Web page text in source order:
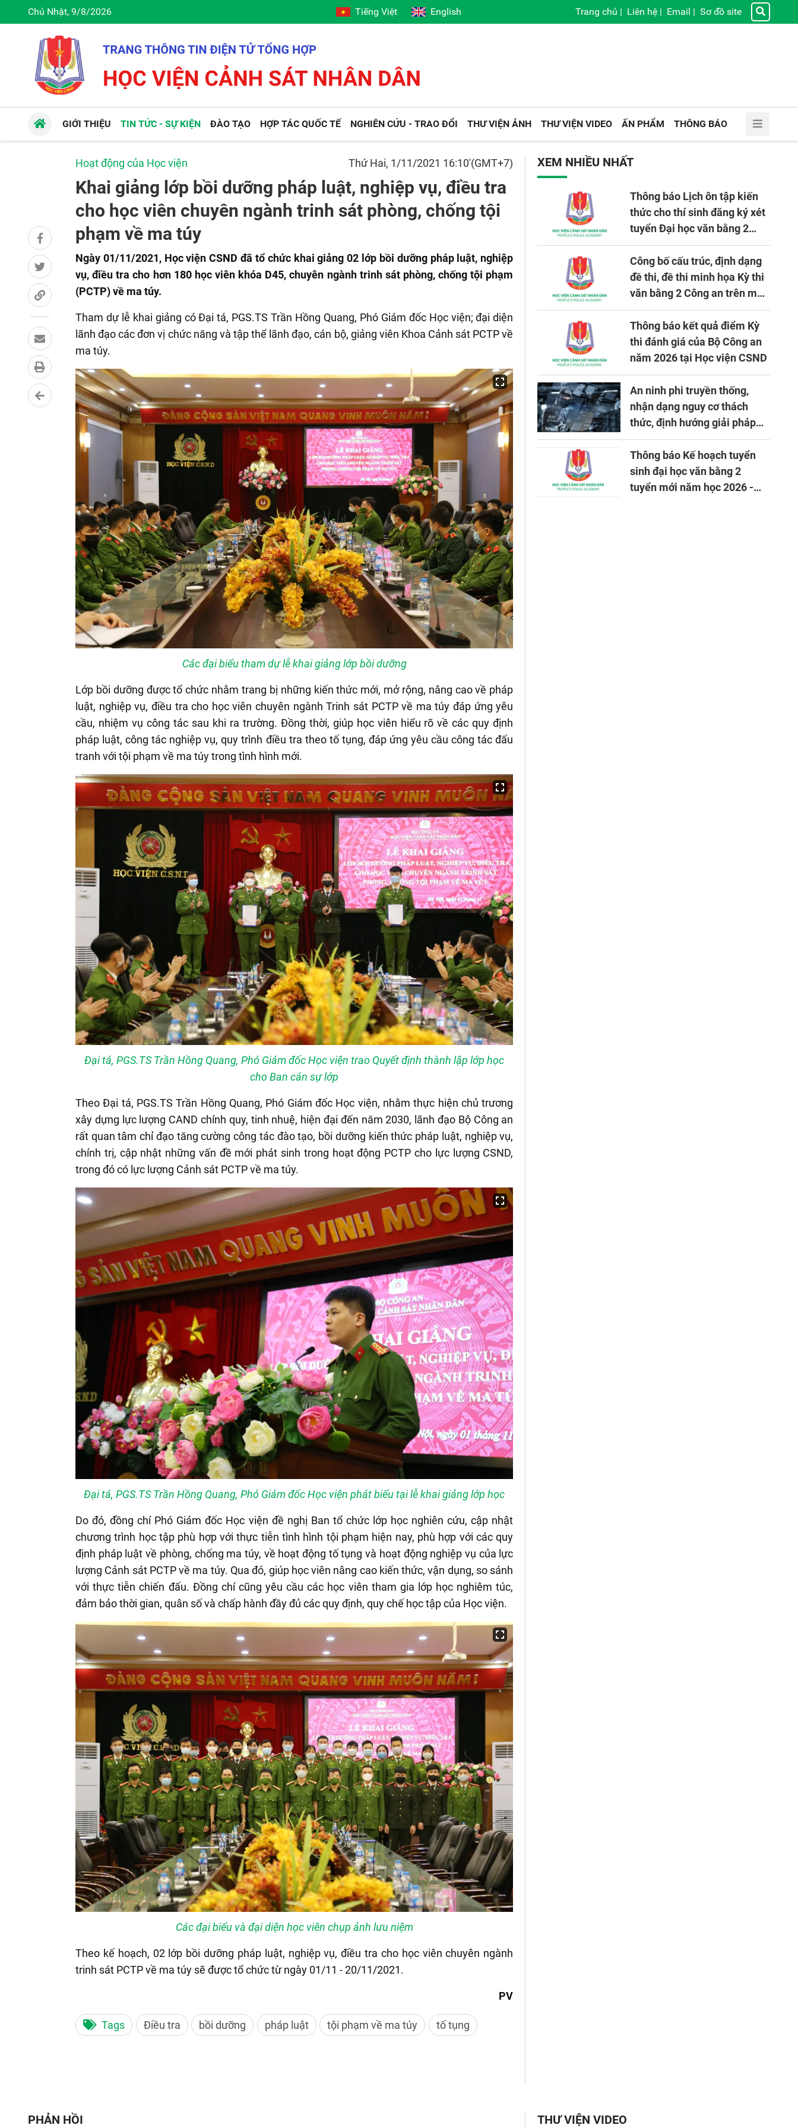
Chủ Nhật, 9/8/2026 Tiếng Việt English Trang chủ | Liên hệ | Email | Sơ đồ site
GIỚI THIỆU TIN TỨC - SỰ KIỆN ĐÀO TẠO HỢP TÁC QUỐC TẾ NGHIÊN CỨU - TRAO ĐỔI THƯ VIỆN ẢNH THƯ VIỆN VIDEO ẤN PHẨM THÔNG BÁO
Hoạt động của Học viện Thứ Hai, 1/11/2021 16:10'(GMT+7)
Khai giảng lớp bồi dưỡng pháp luật, nghiệp vụ, điều tra
cho học viên chuyên ngành trinh sát phòng, chống tội
phạm về ma túy
Ngày 01/11/2021, Học viện CSND đã tổ chức khai giảng 02 lớp bồi dưỡng pháp luật, nghiệp
vụ, điều tra cho hơn 180 học viên khóa D45, chuyên ngành trinh sát phòng, chống tội phạm
(PCTP) về ma túy.
Tham dự lễ khai giảng có Đại tá, PGS.TS Trần Hồng Quang, Phó Giám đốc Học viện; đại diện
lãnh đạo các đơn vị chức năng và tập thể lãnh đạo, cán bộ, giảng viên Khoa Cảnh sát PCTP về
ma túy.
Các đại biểu tham dự lễ khai giảng lớp bồi dưỡng
Lớp bồi dưỡng được tổ chức nhằm trang bị những kiến thức mới, mở rộng, nâng cao về pháp
luật, nghiệp vụ, điều tra cho học viên chuyên ngành Trinh sát PCTP về ma túy đáp ứng yêu
cầu, nhiệm vụ công tác sau khi ra trường. Đồng thời, giúp học viên hiểu rõ về các quy định
pháp luật, công tác nghiệp vụ, quy trình điều tra theo tố tụng, đáp ứng yêu cầu công tác đấu
tranh với tội phạm về ma túy trong tình hình mới.
Đại tá, PGS.TS Trần Hồng Quang, Phó Giám đốc Học viện trao Quyết định thành lập lớp học
cho Ban cán sự lớp
Theo Đại tá, PGS.TS Trần Hồng Quang, Phó Giám đốc Học viện, nhằm thực hiện chủ trương
xây dựng lực lượng CAND chính quy, tinh nhuệ, hiện đại đến năm 2030, lãnh đạo Bộ Công an
rất quan tâm chỉ đạo tăng cường công tác đào tạo, bồi dưỡng kiến thức pháp luật, nghiệp vụ,
chính trị, cập nhật những vấn đề mới phát sinh trong hoạt động PCTP cho lực lượng CSND,
trong đó có lực lượng Cảnh sát PCTP về ma túy.
Đại tá, PGS.TS Trần Hồng Quang, Phó Giám đốc Học viện phát biểu tại lễ khai giảng lớp học
Do đó, đồng chí Phó Giám đốc Học viện đề nghị Ban tổ chức lớp học nghiên cứu, cập nhật
chương trình học tập phù hợp với thực tiễn tình hình tội phạm hiện nay, phù hợp với các quy
định pháp luật về phòng, chống ma túy, về hoạt động tố tụng và hoạt động nghiệp vụ của lực
lượng Cảnh sát PCTP về ma túy. Qua đó, giúp học viên nâng cao kiến thức, vận dụng, so sánh
với thực tiễn chiến đấu. Đồng chí cũng yêu cầu các học viên tham gia lớp học nghiêm túc,
đảm bảo thời gian, quân số và chấp hành đầy đủ các quy định, quy chế học tập của Học viện.
Các đại biểu và đại diện học viên chụp ảnh lưu niệm
Theo kế hoạch, 02 lớp bồi dưỡng pháp luật, nghiệp vụ, điều tra cho học viên chuyên ngành
trinh sát PCTP về ma túy sẽ được tổ chức từ ngày 01/11 - 20/11/2021.
PV
Tags Điều tra bồi dưỡng pháp luật tội phạm về ma túy tố tụng
XEM NHIỀU NHẤT
Thông báo Lịch ôn tập kiến
thức cho thí sinh đăng ký xét
tuyển Đại học văn bằng 2
tuyển mới, mở tại Học viện
CSND năm học 2026 - 2027
Công bố cấu trúc, định dạng
đề thi, đề thi minh họa Kỳ thi
văn bằng 2 Công an trên máy
tính
Thông báo kết quả điểm Kỳ
thi đánh giá của Bộ Công an
năm 2026 tại Học viện CSND
An ninh phi truyền thống,
nhận dạng nguy cơ thách
thức, định hướng giải pháp
đảm bảo an ninh quốc gia
trong tình hình hiện nay
Thông báo Kế hoạch tuyển
sinh đại học văn bằng 2
tuyển mới năm học 2026 -
PHẢN HỒI THƯ VIỆN VIDEO